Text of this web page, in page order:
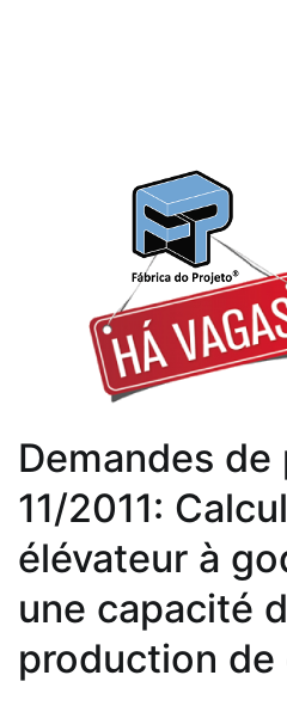
Demandes de
11/2011:
élévateur à
une capacité
production